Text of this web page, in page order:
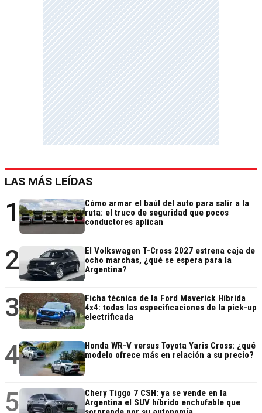
LAS MÁS LEÍDAS
1
Cómo armar el baúl del auto para salir a la
ruta: el truco de seguridad que pocos
conductores aplican
2
El Volkswagen T-Cross 2027 estrena caja de
ocho marchas, ¿qué se espera para la
Argentina?
3
Ficha técnica de la Ford Maverick Híbrida
4x4: todas las especificaciones de la pick-up
electrificada
4
Honda WR-V versus Toyota Yaris Cross: ¿qué
modelo ofrece más en relación a su precio?
5
Chery Tiggo 7 CSH: ya se vende en la
Argentina el SUV híbrido enchufable que